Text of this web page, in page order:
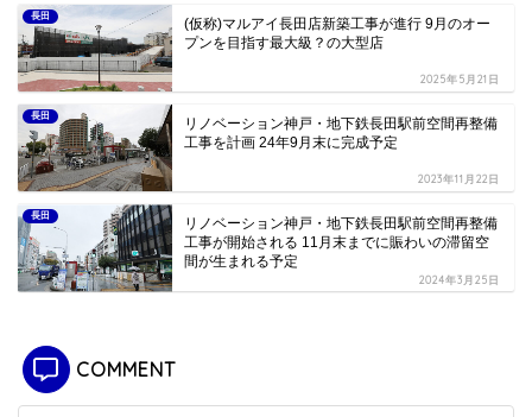
長田
(仮称)マルアイ長田店新築工事が進行 9月のオー
プンを目指す最大級？の大型店
2025年5月21日
長田
リノベーション神戸・地下鉄長田駅前空間再整備
工事を計画 24年9月末に完成予定
2023年11月22日
長田
リノベーション神戸・地下鉄長田駅前空間再整備
工事が開始される 11月末までに賑わいの滞留空
間が生まれる予定
2024年3月25日
COMMENT